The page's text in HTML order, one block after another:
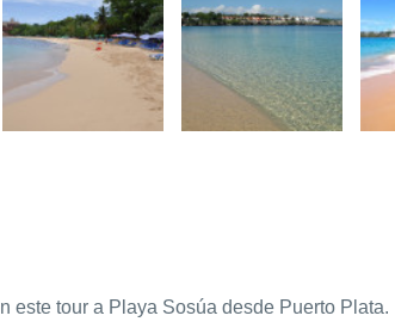
este tour a Playa Sosúa desde Puerto Plata.